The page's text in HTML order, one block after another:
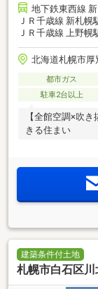
地下鉄東西線
ＪＲ千歳線 新札幌
ＪＲ千歳線 上野幌
北海道札幌市厚
都市ガス
駐車2台以上
【全館空調×吹
きる住まい
建築条件付土地
札幌市白石区川